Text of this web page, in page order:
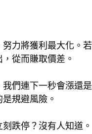
力將獲利最大化。若
從而賺取價差。
們連下一秒會漲還是
規避風險。
跌停？沒有人知道。